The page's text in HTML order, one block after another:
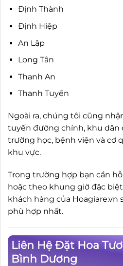
Định Thành
Định Hiệp
An Lập
Long Tân
Thanh An
Thanh Tuyền
Ngoài ra, chúng tôi cũng
tuyến đường chính, khu dân
trường học, bệnh viện và cơ
khu vực.
Trong trường hợp bạn cần
hoặc theo khung giờ đặc
khách hàng của Hoagiare.vn
phù hợp nhất.
Liên Hệ Đặt Hoa
Bình Dương